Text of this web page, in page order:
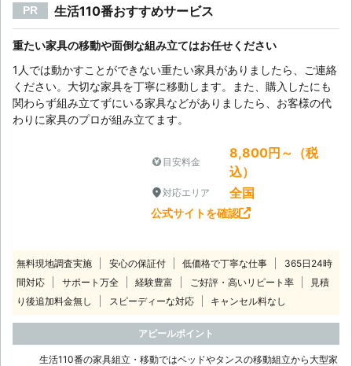
PR 生活110番おすすめサービス
重たい家具の移動や面倒な組み立てはお任せください
1人では動かすことができない重たい家具がありましたら、ご連絡
ください。大切な家具を丁寧に移動します。また、購入したにも
関わらず組み立てずにいる家具などがありましたら、お客様の代
わりに家具のプロが組み立てます。
目安料金
8,800円～（税
込）
対応エリア 全国
公式サイトを確認
無料現地調査実施 安心の保証付 低価格で丁寧な仕事
365日24時
間対応
サポート万全 経験豊富 ご好評・高いリピート率
見積
り後追加料金無し
スピーディーな対応 キャンセル料なし
アピールポイント
生活110番の家具組立・移動ではベッドやタンスの移動組立から大型家